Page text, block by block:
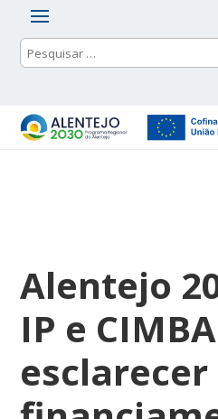
Alentejo
IP e
esclarecer